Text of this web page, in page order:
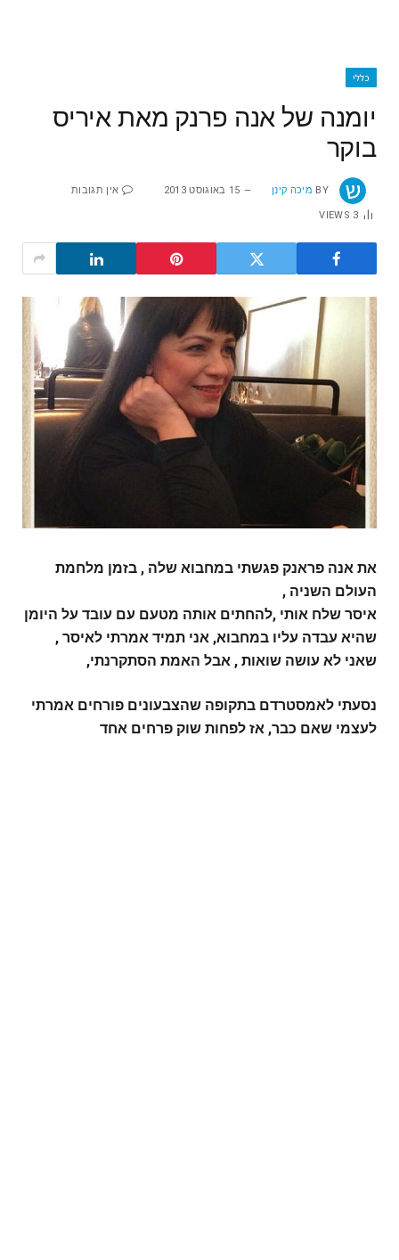
כללי
יומנה של אנה פרנק מאת איריס
בוקר
BY מיכה קינן 15 באוגוסט 2013 אין תגובות
3
VIEWS
את אנה פראנק פגשתי במחבוא שלה , בזמן מלחמת
העולם השניה ,
איסר שלח אותי ,להחתים אותה מטעם עם עובד על היומן
שהיא עבדה עליו במחבוא, אני תמיד אמרתי לאיסר ,
שאני לא עושה שואות , אבל האמת הסתקרנתי,
נסעתי לאמסטרדם בתקופה שהצבעונים פורחים אמרתי
לעצמי שאם כבר, אז לפחות שוק פרחים אחד